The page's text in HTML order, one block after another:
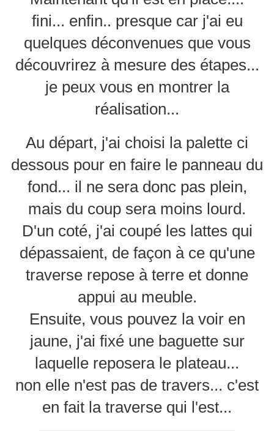
fini... enfin.. presque car j'ai eu
quelques déconvenues que vous
découvrirez à mesure des étapes...
je peux vous en montrer la
réalisation...
Au départ, j'ai choisi la palette ci
dessous pour en faire le panneau du
fond... il ne sera donc pas plein,
mais du coup sera moins lourd.
D'un coté, j'ai coupé les lattes qui
dépassaient, de façon à ce qu'une
traverse repose à terre et donne
appui au meuble.
Ensuite, vous pouvez la voir en
jaune, j'ai fixé une baguette sur
laquelle reposera le plateau...
non elle n'est pas de travers... c'est
en fait la traverse qui l'est...